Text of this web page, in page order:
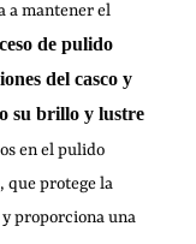
a mantener el
de pulido
del casco y
su brillo y lustre
en el pulido
que protege la
proporciona una